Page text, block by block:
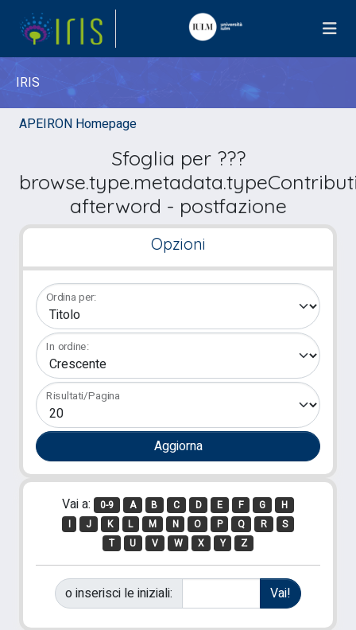
IRIS
APEIRON Homepage
Sfoglia per ???
afterword - postfazione
Opzioni
Ordina per:
In ordine:
Risultati/Pagina
Vai a: 0-9 A B C D E F G
H
I
J K L M N O P Q R
S
T
U V W X Y Z
o inserisci le iniziali: